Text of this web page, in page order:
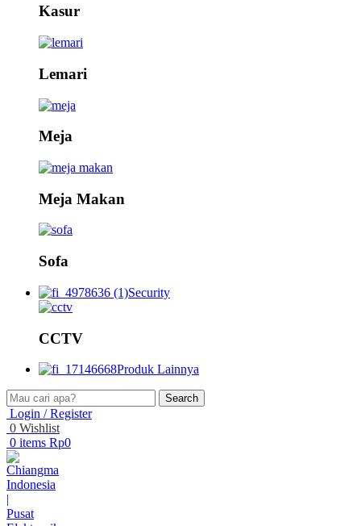
Kasur
Lemari
Meja
Meja Makan
Sofa
Security
CCTV
Produk Lainnya
Search
Login / Register
0 Wishlist
0 items Rp0